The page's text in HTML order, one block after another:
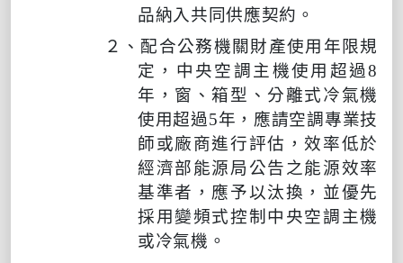
品納入共同供應契約。
２、配合公務機關財產使用年限規
定，中央空調主機使用超過8
年，窗、箱型、分離式冷氣機
使用超過5年，應請空調專業技
師或廠商進行評估，效率低於
經濟部能源局公告之能源效率
基準者，應予以汰換，並優先
採用變頻式控制中央空調主機
或冷氣機。